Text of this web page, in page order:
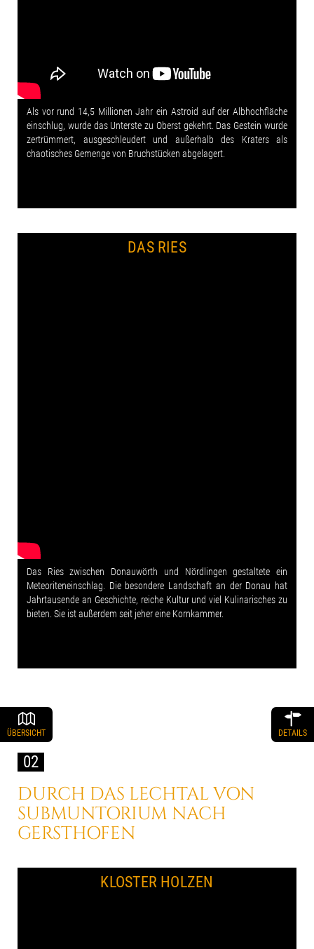
Als vor rund 14,5 Millionen Jahr ein Astroid auf der Albhochfläche
einschlug, wurde das Unterste zu Oberst gekehrt. Das Gestein wurde
zertrümmert, ausgeschleudert und außerhalb des Kraters als
chaotisches Gemenge von Bruchstücken abgelagert.
DAS RIES
Das Ries zwischen Donauwörth und Nördlingen gestaltete ein
Meteoriteneinschlag. Die besondere Landschaft an der Donau hat
Jahrtausende an Geschichte, reiche Kultur und viel Kulinarisches zu
bieten. Sie ist außerdem seit jeher eine Kornkammer.
ÜBERSICHT DETAILS
DURCH DAS LECHTALVON
SUBMUNTORIUM NACH
GERSTHOFEN
02
KLOSTER HOLZEN